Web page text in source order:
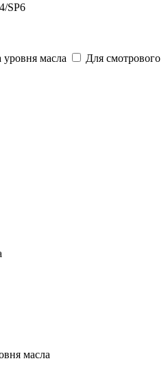
SP6
уровня масла
Для смотрового
масла